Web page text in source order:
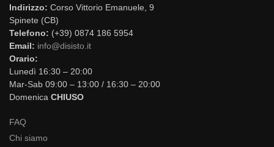
Indirizzo: Corso Vittorio Emanuele, 9
Spinete (CB)
Telefono: (+39) 0874 186 5954
Email: info@disisto.it
Orario:
Lunedì 16:30 – 20:00
Mar-Sab 09:00 – 13:00 / 16:30 – 20:00
Domenica CHIUSO
FAQ
Chi siamo